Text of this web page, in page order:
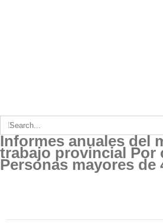
Search
for:
Informes anuales del
trabajo provincial Por
Personas mayores de